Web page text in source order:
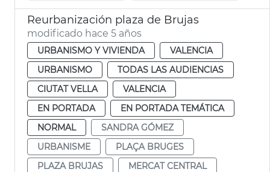
Reurbanización plaza de Brujas
modificado hace 5 años
URBANISMO Y VIVIENDA
VALENCIA
URBANISMO
TODAS LAS AUDIENCIAS
CIUTAT VELLA
VALENCIA
EN PORTADA
EN PORTADA TEMÁTICA
NORMAL
SANDRA GÓMEZ
URBANISME
PLAÇA BRUGES
PLAZA BRUJAS
MERCAT CENTRAL